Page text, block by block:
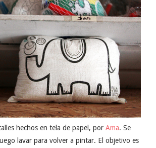
hechos en tela de papel, por Ama. Se
lavar para volver a pintar. El objetivo es